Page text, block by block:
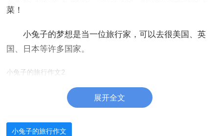
菜！
小兔子的梦想是当一位旅行家，可以去很美国、英
国、日本等许多国家。
小兔子的旅行作文2
很久以前在一个长满鲜花的森林里面，有一个小村
子，村名叫做水晶村。村里全是可爱的小动物，村子里
了，墙上还开着2个小窗户，小木屋边上种满了风铃草和
展开全文
小兔子的旅行作文